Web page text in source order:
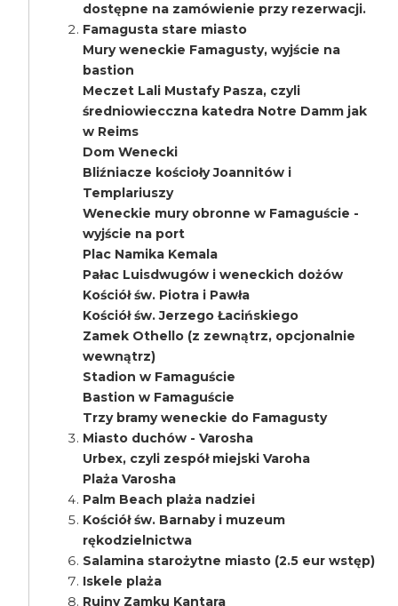
dostępne na zamówienie przy rezerwacji.
Famagusta stare miasto
Mury weneckie Famagusty, wyjście na
bastion
Meczet Lali Mustafy Pasza, czyli
średniowiecczna katedra Notre Damm jak
w Reims
Dom Wenecki
Bliźniacze kościoły Joannitów i
Templariuszy
Weneckie mury obronne w Famaguście -
wyjście na port
Plac Namika Kemala
Pałac Luisdwugów i weneckich dożów
Kościół św. Piotra i Pawła
Kościół św. Jerzego Łacińskiego
Zamek Othello (z zewnątrz, opcjonalnie
wewnątrz)
Stadion w Famaguście
Bastion w Famaguście
Trzy bramy weneckie do Famagusty
Miasto duchów - Varosha
Urbex, czyli zespół miejski Varoha
Plaża Varosha
Palm Beach plaża nadziei
Kościół św. Barnaby i muzeum
rękodzielnictwa
Salamina starożytne miasto (2.5 eur wstęp)
Iskele plaża
Ruiny Zamku Kantara